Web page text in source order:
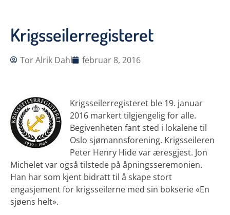
Krigsseilerregisteret
Tor Alrik Dahl februar 8, 2016
Krigsseilerregisteret ble 19. januar
2016 markert tilgjengelig for alle.
Begivenheten fant sted i lokalene til
Oslo sjømannsforening. Krigsseileren
Peter Henry Hide var æresgjest. Jon
Michelet var også tilstede på åpningsseremonien.
Han har som kjent bidratt til å skape stort
engasjement for krigsseilerne med sin bokserie «En
sjøens helt».